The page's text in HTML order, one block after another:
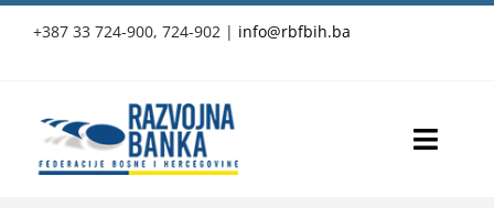
+387 33 724-900, 724-902 | info@rbfbih.ba